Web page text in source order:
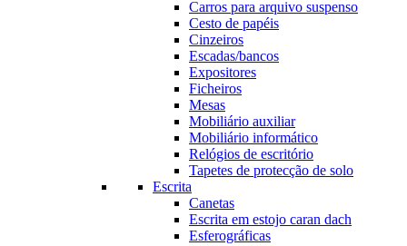
Carros para arquivo suspenso
Cesto de papéis
Cinzeiros
Escadas/bancos
Expositores
Ficheiros
Mesas
Mobiliário auxiliar
Mobiliário informático
Relógios de escritório
Tapetes de protecção de solo
Escrita
Canetas
Escrita em estojo caran dach
Esferográficas